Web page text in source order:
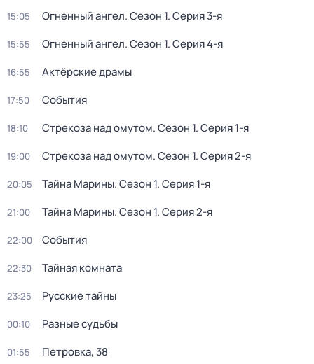
15:05 Огненный ангел. Сезон 1. Серия 3-я
15:55 Огненный ангел. Сезон 1. Серия 4-я
16:55 Актёрские драмы
17:50 События
18:10 Стрекоза над омутом. Сезон 1. Серия 1-я
19:00 Стрекоза над омутом. Сезон 1. Серия 2-я
20:05 Тайна Марины. Сезон 1. Серия 1-я
21:00 Тайна Марины. Сезон 1. Серия 2-я
22:00 События
22:30 Тайная комната
23:25 Русские тайны
00:10 Разные судьбы
01:55 Петровка, 38